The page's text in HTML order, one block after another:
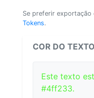
Se preferir exportação
Tokens.
COR DO TEXTO
Este texto
#4ff233.